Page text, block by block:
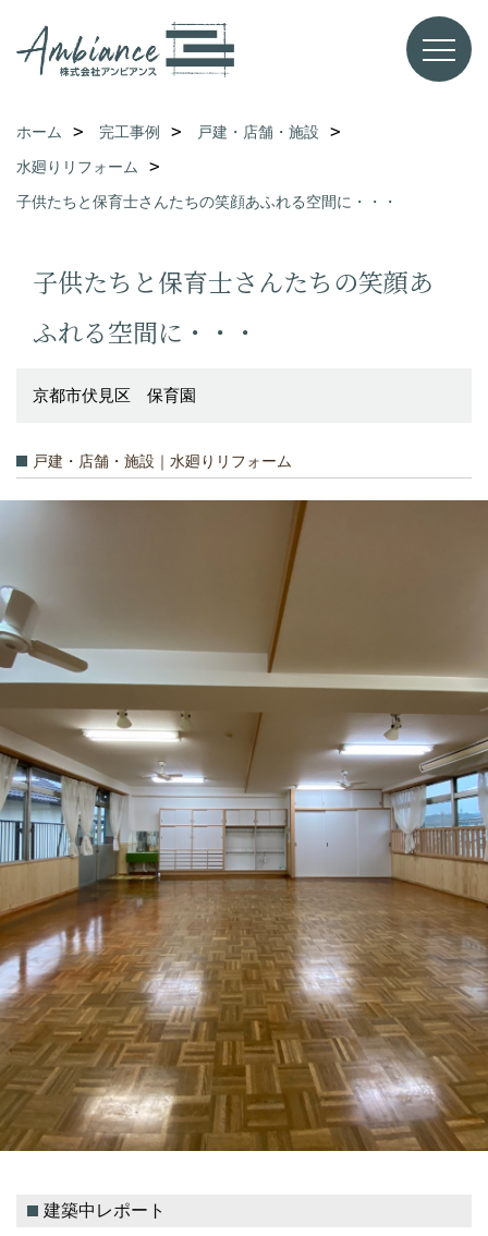
ホーム 完工事例
戸建・店舗・施設
水廻りリフォーム
子供たちと保育士さんたちの笑顔あふれる空間に・・・
子供たちと保育士さんたちの笑顔あ
ふれる空間に・・・
京都市伏見区 保育園
戸建・店舗・施設｜水廻りリフォーム
建築中レポート